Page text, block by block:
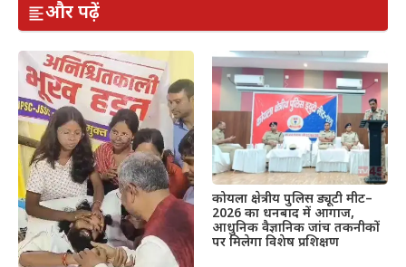
और पढ़ें
कोयला क्षेत्रीय पुलिस ड्यूटी मीट–
2026 का धनबाद में आगाज,
आधुनिक वैज्ञानिक जांच तकनीकों
पर मिलेगा विशेष प्रशिक्षण